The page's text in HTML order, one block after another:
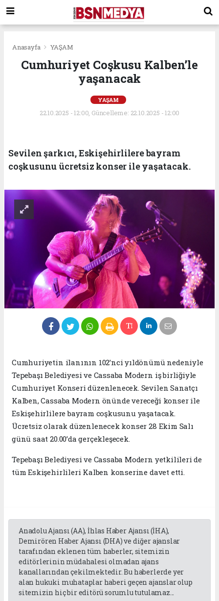
Anasayfa YAŞAM
Cumhuriyet Coşkusu Kalben’le
yaşanacak
YAŞAM
22.10.2025 - 12:00, Güncelleme: 22.10.2025 - 12:00
Sevilen şarkıcı, Eskişehirlilere bayram
coşkusunu ücretsiz konser ile yaşatacak.
Cumhuriyetin ilanının 102’nci yıldönümü nedeniyle
Tepebaşı Belediyesi ve Cassaba Modern iş birliğiyle
Cumhuriyet Konseri düzenlenecek. Sevilen Sanatçı
Kalben, Cassaba Modern önünde vereceği konser ile
Eskişehirlilere bayram coşkusunu yaşatacak.
Ücretsiz olarak düzenlenecek konser 28 Ekim Salı
günü saat 20.00’da gerçekleşecek.
Tepebaşı Belediyesi ve Cassaba Modern yetkilileri de
tüm Eskişehirlileri Kalben konserine davet etti.
Anadolu Ajansı (AA), İhlas Haber Ajansı (İHA),
Demirören Haber Ajansı (DHA) ve diğer ajanslar
tarafından eklenen tüm haberler, sitemizin
editörlerinin müdahalesi olmadan ajans
kanallarından çekilmektedir. Bu haberlerde yer
alan hukuki muhataplar haberi geçen ajanslar olup
sitemizin hiç bir editörü sorumlu tutulamaz...